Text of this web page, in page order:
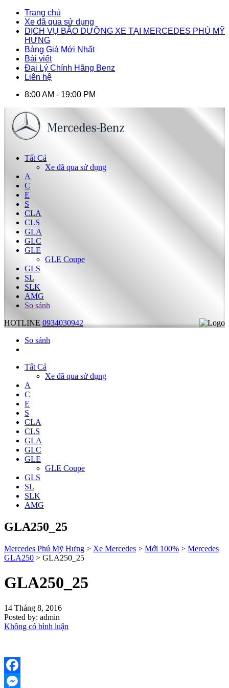
Trang chủ
Xe đã qua sử dụng
DỊCH VỤ BÃO DƯỠNG XE TẠI MERCEDES PHÚ MỸ
HƯNG
Bảng Giá Mới Nhất
Bài viết
Đại Lý Chính Hãng Benz
Liên hệ
8:00 AM - 19:00 PM
Tất Cả
Xe đã qua sử dụng
A
C
E
S
CLA
CLS
GLA
GLC
GLE
GLE Coupe
GLS
SL
SLK
AMG
So sánh
HOTLINE 0934030942
So sánh
Tất Cả
Xe đã qua sử dụng
A
C
E
S
CLA
CLS
GLA
GLC
GLE
GLE Coupe
GLS
SL
SLK
AMG
GLA250_25
Mercedes Phú Mỹ Hưng > Xe Mercedes > Mới 100% > Mercedes
GLA250 > GLA250_25
GLA250_25
14 Tháng 8, 2016
Posted by: admin
Không có bình luận
Facebook